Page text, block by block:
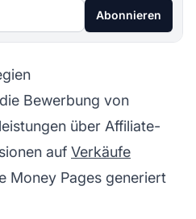
Abonnieren
Bewerbung von
über Affiliate-
auf Verkäufe
Money Pages generiert